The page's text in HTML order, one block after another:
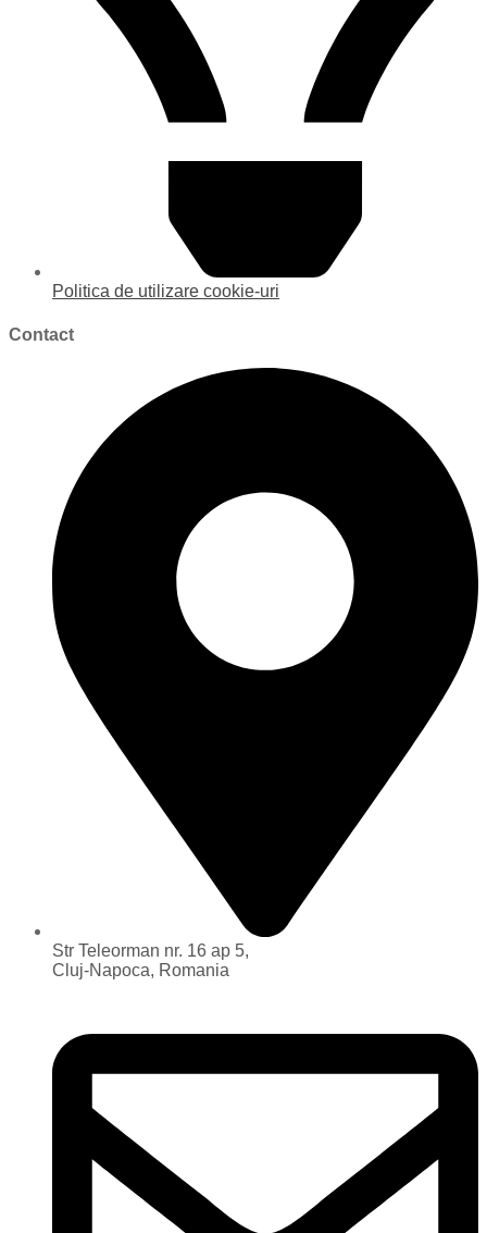
Politica de utilizare cookie-uri
Contact
Str Teleorman nr. 16 ap 5,
Cluj-Napoca, Romania